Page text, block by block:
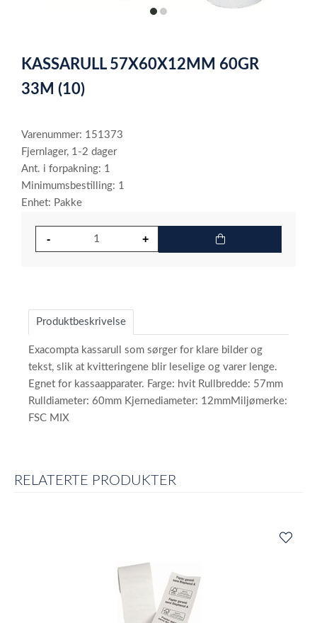
itemitem
of
2
KASSARULL 57X60X12MM 60GR
33M (10)
Varenummer: 151373
Fjernlager, 1-2 dager
Ant. i forpakning: 1
Minimumsbestilling: 1
Enhet: Pakke
Produktbeskrivelse
Exacompta kassarull som sørger for klare bilder og
tekst, slik at kvitteringene blir leselige og varer lenge.
Egnet for kassaapparater. Farge: hvit Rullbredde: 57mm
Rulldiameter: 60mm Kjernediameter: 12mmMiljømerke:
FSC MIX
RELATERTE PRODUKTER